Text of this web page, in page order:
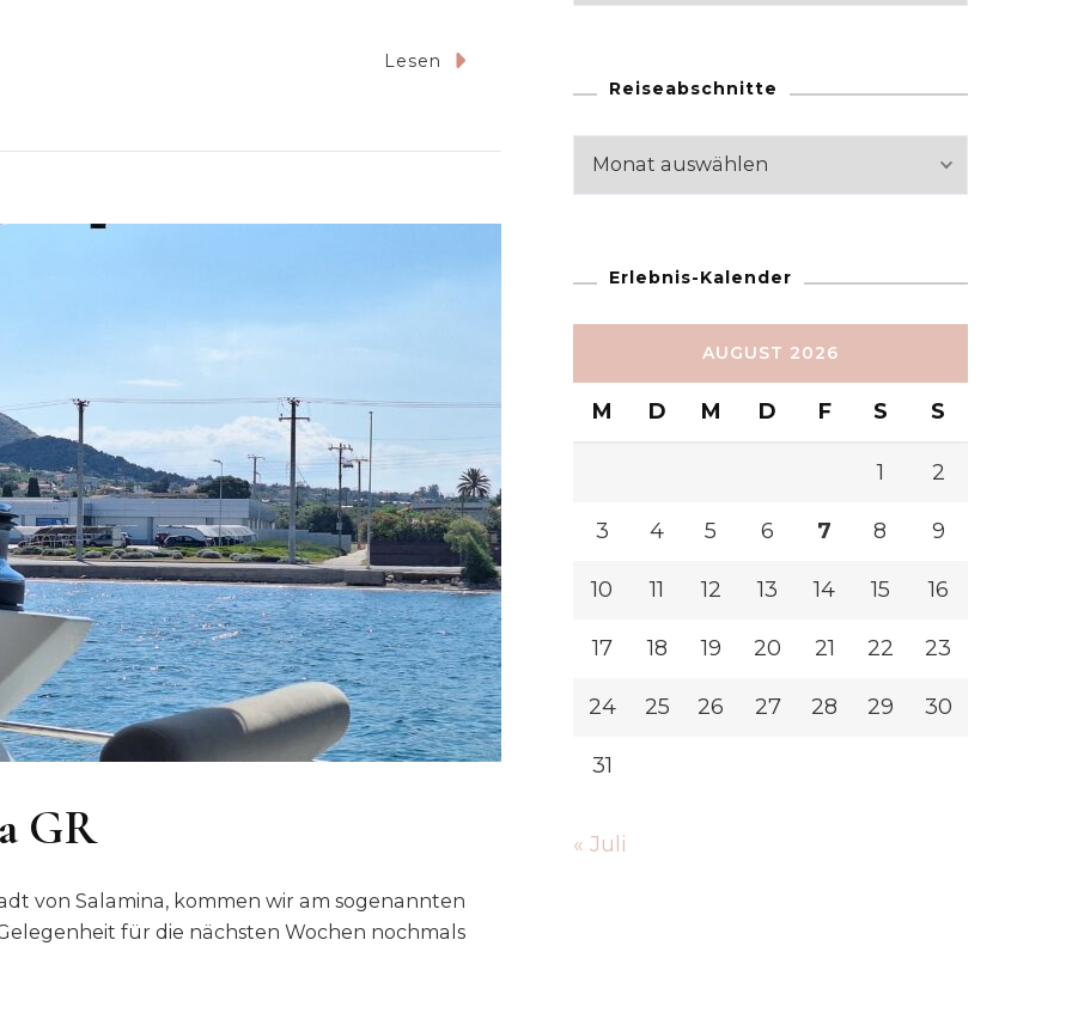
Lesen
GR
von Salamina, kommen wir am sogenannten
für die nächsten Wochen nochmals
Reiseabschnitte
Reiseabschnitte
Erlebnis-Kalender
AUGUST 2026
M D M D F S S
1 2
3 4 5 6 7 8 9
10 11 12 13 14 15 16
17 18 19 20 21 22 23
24 25 26 27 28 29 30
31
« Juli